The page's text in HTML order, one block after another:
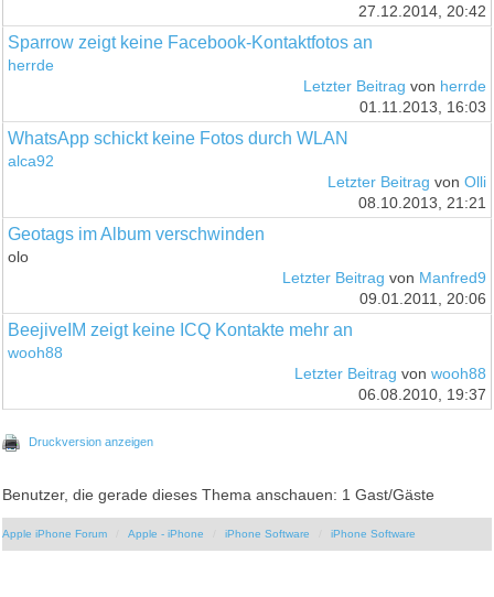
27.12.2014, 20:42
Sparrow zeigt keine Facebook-Kontaktfotos an
herrde
Letzter Beitrag von herrde
01.11.2013, 16:03
WhatsApp schickt keine Fotos durch WLAN
alca92
Letzter Beitrag von Olli
08.10.2013, 21:21
Geotags im Album verschwinden
olo
Letzter Beitrag von Manfred9
09.01.2011, 20:06
BeejiveIM zeigt keine ICQ Kontakte mehr an
wooh88
Letzter Beitrag von wooh88
06.08.2010, 19:37
Druckversion anzeigen
Benutzer, die gerade dieses Thema anschauen: 1 Gast/Gäste
Apple iPhone Forum Apple - iPhone iPhone Software iPhone Software